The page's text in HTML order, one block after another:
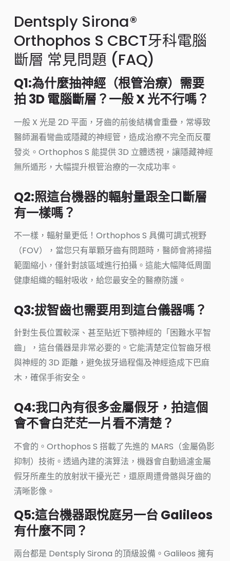
Dentsply Sirona®
Orthophos S CBCT牙科電腦
斷層 常見問題 (FAQ)
Q1:為什麼抽神經（根管治療）需要
拍 3D 電腦斷層？一般 X 光不行嗎？
一般 X 光是 2D 平面，牙齒的前後結構會重疊，常導致
醫師漏看彎曲或隱藏的神經管，造成治療不完全而反覆
發炎。Orthophos S 能提供 3D 立體透視，讓隱藏神經
無所遁形，大幅提升根管治療的一次成功率。
Q2:照這台機器的輻射量跟全口斷層
有一樣嗎？
不一樣，輻射量更低！Orthophos S 具備可調式視野
（FOV），當您只有單顆牙齒有問題時，醫師會將掃描
範圍縮小，僅針對該區域進行拍攝。這能大幅降低周圍
健康組織的輻射吸收，給您最安全的醫療防護。
Q3:拔智齒也需要用到這台儀器嗎？
針對生長位置較深、甚至貼近下顎神經的「困難水平智
齒」，這台儀器是非常必要的。它能清楚定位智齒牙根
與神經的 3D 距離，避免拔牙過程傷及神經造成下巴麻
木，確保手術安全。
Q4:我口內有很多金屬假牙，拍這個
會不會白茫茫一片看不清楚？
不會的。Orthophos S 搭載了先進的 MARS（金屬偽影
抑制）技術。透過內建的演算法，機器會自動過濾金屬
假牙所產生的放射狀干擾光芒，還原周遭骨骼與牙齒的
清晰影像。
Q5:這台機器跟悅庭另一台 Galileos
有什麼不同？
兩台都是 Dentsply Sirona 的頂級設備。Galileos 擁有